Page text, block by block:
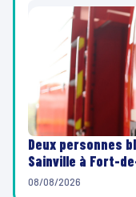
Deux personnes
Sainville à Fort-
08/08/2026